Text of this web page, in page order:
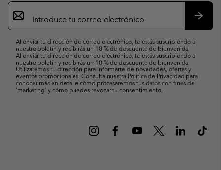
Suscripción
de
correo
Al enviar tu dirección de correo electrónico, te estás suscribiendo a
nuestro boletín y recibirás un 10 % de descuento de bienvenida.
Al enviar tu dirección de correo electrónico, te estás suscribiendo a
nuestro boletín y recibirás un 10 % de descuento de bienvenida.
Utilizaremos tu dirección para informarte de novedades, ofertas y
eventos promocionales. Consulta nuestra Política de Privacidad para
conocer más en detalle cómo procesaremos tus datos con fines de
’marketing’ y cómo puedes revocar tu consentimiento.